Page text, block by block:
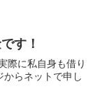
す！
際に私自身も借り
らネットで申し